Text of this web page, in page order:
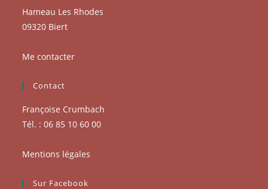
Hameau Les Rhodes
09320 Biert
Me contacter
Contact
Françoise Crumbach
Tél. : 06 85 10 60 00
Mentions légales
Sur Facebook